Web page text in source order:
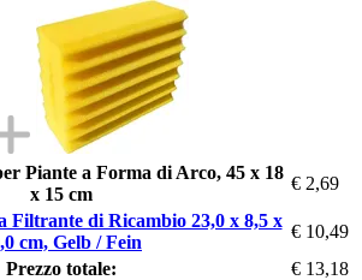
Piante a Forma di Arco, 45 x 18
x 15 cm
€ 2,69
Filtrante di Ricambio 23,0 x 8,5 x
cm, Gelb / Fein
€ 10,49
Prezzo totale:
€ 13,18